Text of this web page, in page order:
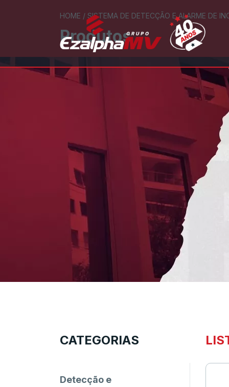
HOME / SISTEMA DE DETECÇÃO E ALARME DE
Produtos
CATEGORIAS
Detecção e